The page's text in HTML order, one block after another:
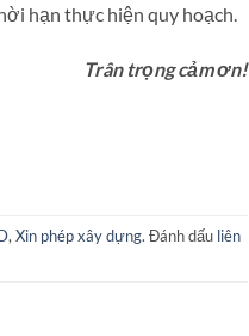
hạn thực hiện quy hoạch.
Trân trọng cảm ơn!
, Xin phép xây dựng. Đánh dấu liên